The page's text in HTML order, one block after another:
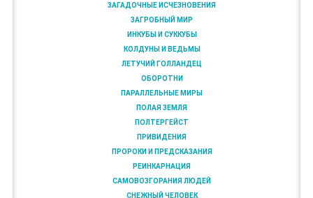
ЗАГАДОЧНЫЕ ИСЧЕЗНОВЕНИЯ
ЗАГРОБНЫЙ МИР
ИНКУБЫ И СУККУБЫ
КОЛДУНЫ И ВЕДЬМЫ
ЛЕТУЧИЙ ГОЛЛАНДЕЦ
ОБОРОТНИ
ПАРАЛЛЕЛЬНЫЕ МИРЫ
ПОЛАЯ ЗЕМЛЯ
ПОЛТЕРГЕЙСТ
ПРИВИДЕНИЯ
ПРОРОКИ И ПРЕДСКАЗАНИЯ
РЕИНКАРНАЦИЯ
САМОВОЗГОРАНИЯ ЛЮДЕЙ
СНЕЖНЫЙ ЧЕЛОВЕК